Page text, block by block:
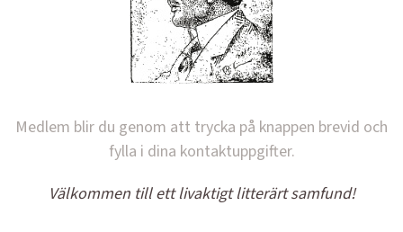
Medlem blir du genom att trycka på knappen brevid och
fylla i dina kontaktuppgifter.
Välkommen till ett livaktigt litterärt samfund!